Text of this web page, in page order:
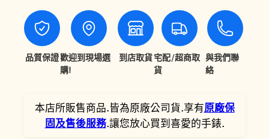
,
4
0
,
4
7
2
R
X
o
r
m
a
品質保證歡迎到現場選
購!
到店取貨宅配/超商取
貨
與我們聯
絡
本店所販售商品.皆為原廠公司貨.享有原廠保
固及售後服務.讓您放心買到喜愛的手錶.